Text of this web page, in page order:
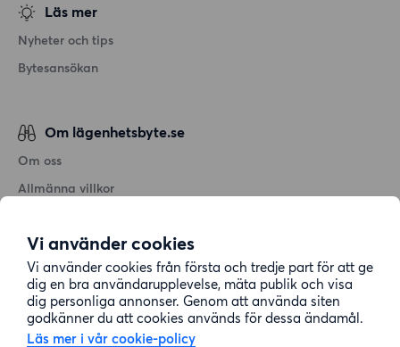
Vi använder cookies
Vi använder cookies från första och tredje part för att ge
dig en bra användarupplevelse, mäta publik och visa
dig personliga annonser. Genom att använda siten
godkänner du att cookies används för dessa ändamål.
Läs mer i vår cookie-policy
Läs mer
Nyheter och tips
Bytesansökan
Om lägenhetsbyte.se
Om oss
Allmänna villkor
Cookiepolicy
Sitemap
Kundtjänst